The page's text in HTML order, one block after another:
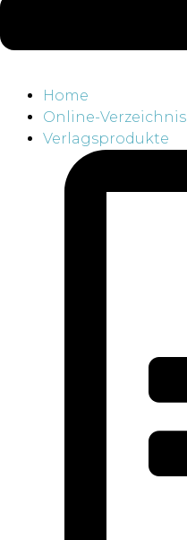
Home
Online-Verzeichnis
Verlagsprodukte